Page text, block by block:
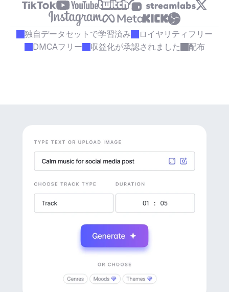
独自データセットで学習済み
ロイヤリティフリー
DMCAフリー
収益化が承認されました 配布